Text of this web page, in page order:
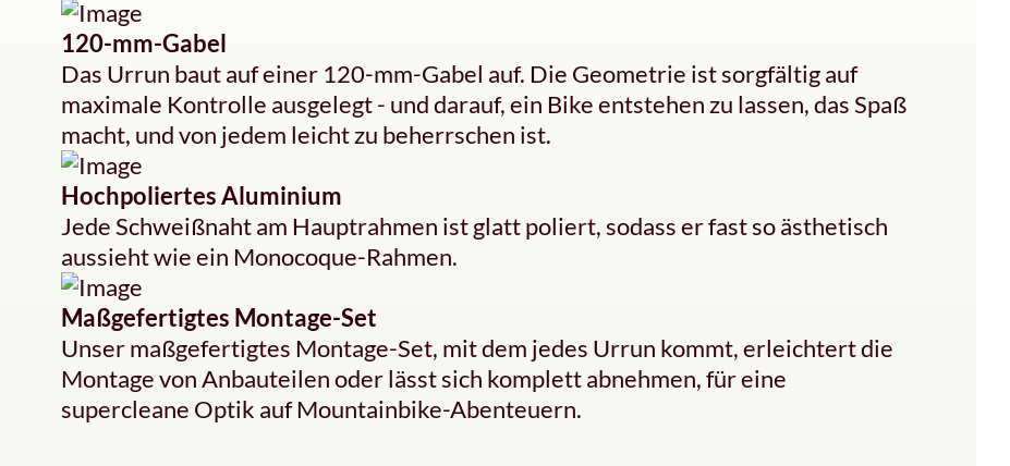
120-mm-Gabel
Das Urrun baut auf einer 120-mm-Gabel auf. Die Geometrie ist sorgfältig auf
maximale Kontrolle ausgelegt - und darauf, ein Bike entstehen zu lassen, das Spaß
macht, und von jedem leicht zu beherrschen ist.
Hochpoliertes Aluminium
Jede Schweißnaht am Hauptrahmen ist glatt poliert, sodass er fast so ästhetisch
aussieht wie ein Monocoque-Rahmen.
Maßgefertigtes Montage-Set
Unser maßgefertigtes Montage-Set, mit dem jedes Urrun kommt, erleichtert die
Montage von Anbauteilen oder lässt sich komplett abnehmen, für eine
supercleane Optik auf Mountainbike-Abenteuern.